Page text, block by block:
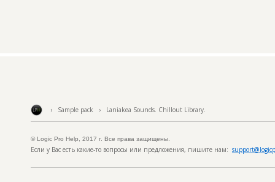
› Sample pack › Laniakea Sounds. Chillout Library.
© Logic Pro Help, 2017 г. Все права защищены.
Если у Вас есть какие-то вопросы или предложения, пишите нам: